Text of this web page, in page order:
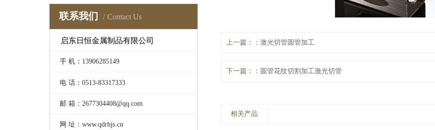
联系我们 Contact Us
启东日恒金属制品有限公司
手 机：13906285149
电 话：0513-83317333
邮 箱：2677304408@qq.com
网 址：www.qdrhjs.cn
上一篇： 激光切管圆管加工
下一篇： 圆管花纹切割加工激光切管
相关产品